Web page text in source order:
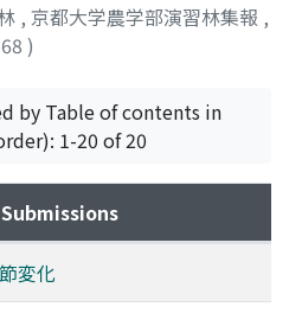
, 京都大学農学部演習林集報 ,
)
by Table of contents in
1-20 of 20
変化